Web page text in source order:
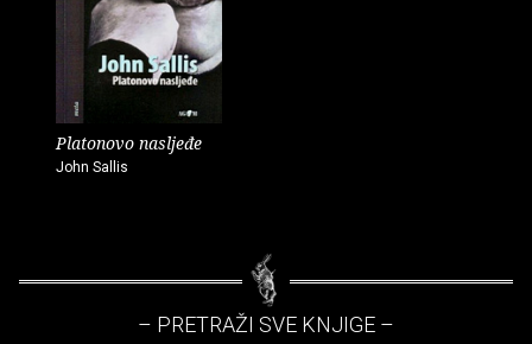
Platonovo nasljeđe
John Sallis
– PRETRAŽI SVE KNJIGE –